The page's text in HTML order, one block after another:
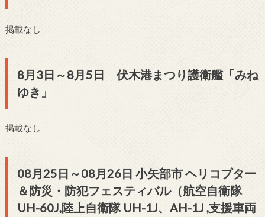
掲載なし
8月3日～8月5日 伏木港まつり護衛艦「みね
ゆき」
掲載なし
08月25日～08月26日 小矢部市 ヘリコプター
＆防災・防犯フェスティバル（航空自衛隊
UH-60J,陸上自衛隊 UH-1J、AH-1J ,支援車両